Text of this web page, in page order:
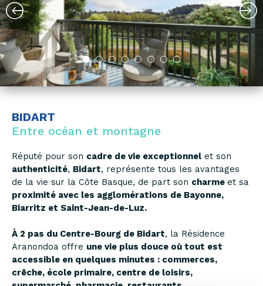
BIDART
Entre océan et montagne
Réputé pour son cadre de vie exceptionnel et son
authenticité, Bidart, représente tous les avantages
de la vie sur la Côte Basque, de part son charme et sa
proximité avec les agglomérations de Bayonne,
Biarritz et Saint-Jean-de-Luz.
À 2 pas du Centre-Bourg de Bidart, la Résidence
Aranondoa offre une vie plus douce où tout est
accessible en quelques minutes : commerces,
crêche, école primaire, centre de loisirs,